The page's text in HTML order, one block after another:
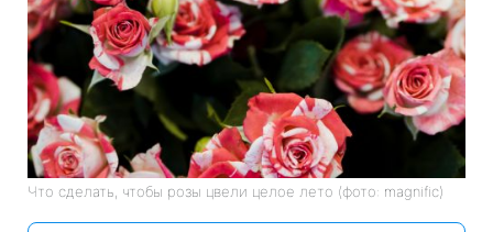
Что сделать, чтобы розы цвели целое лето (фото: magnific)